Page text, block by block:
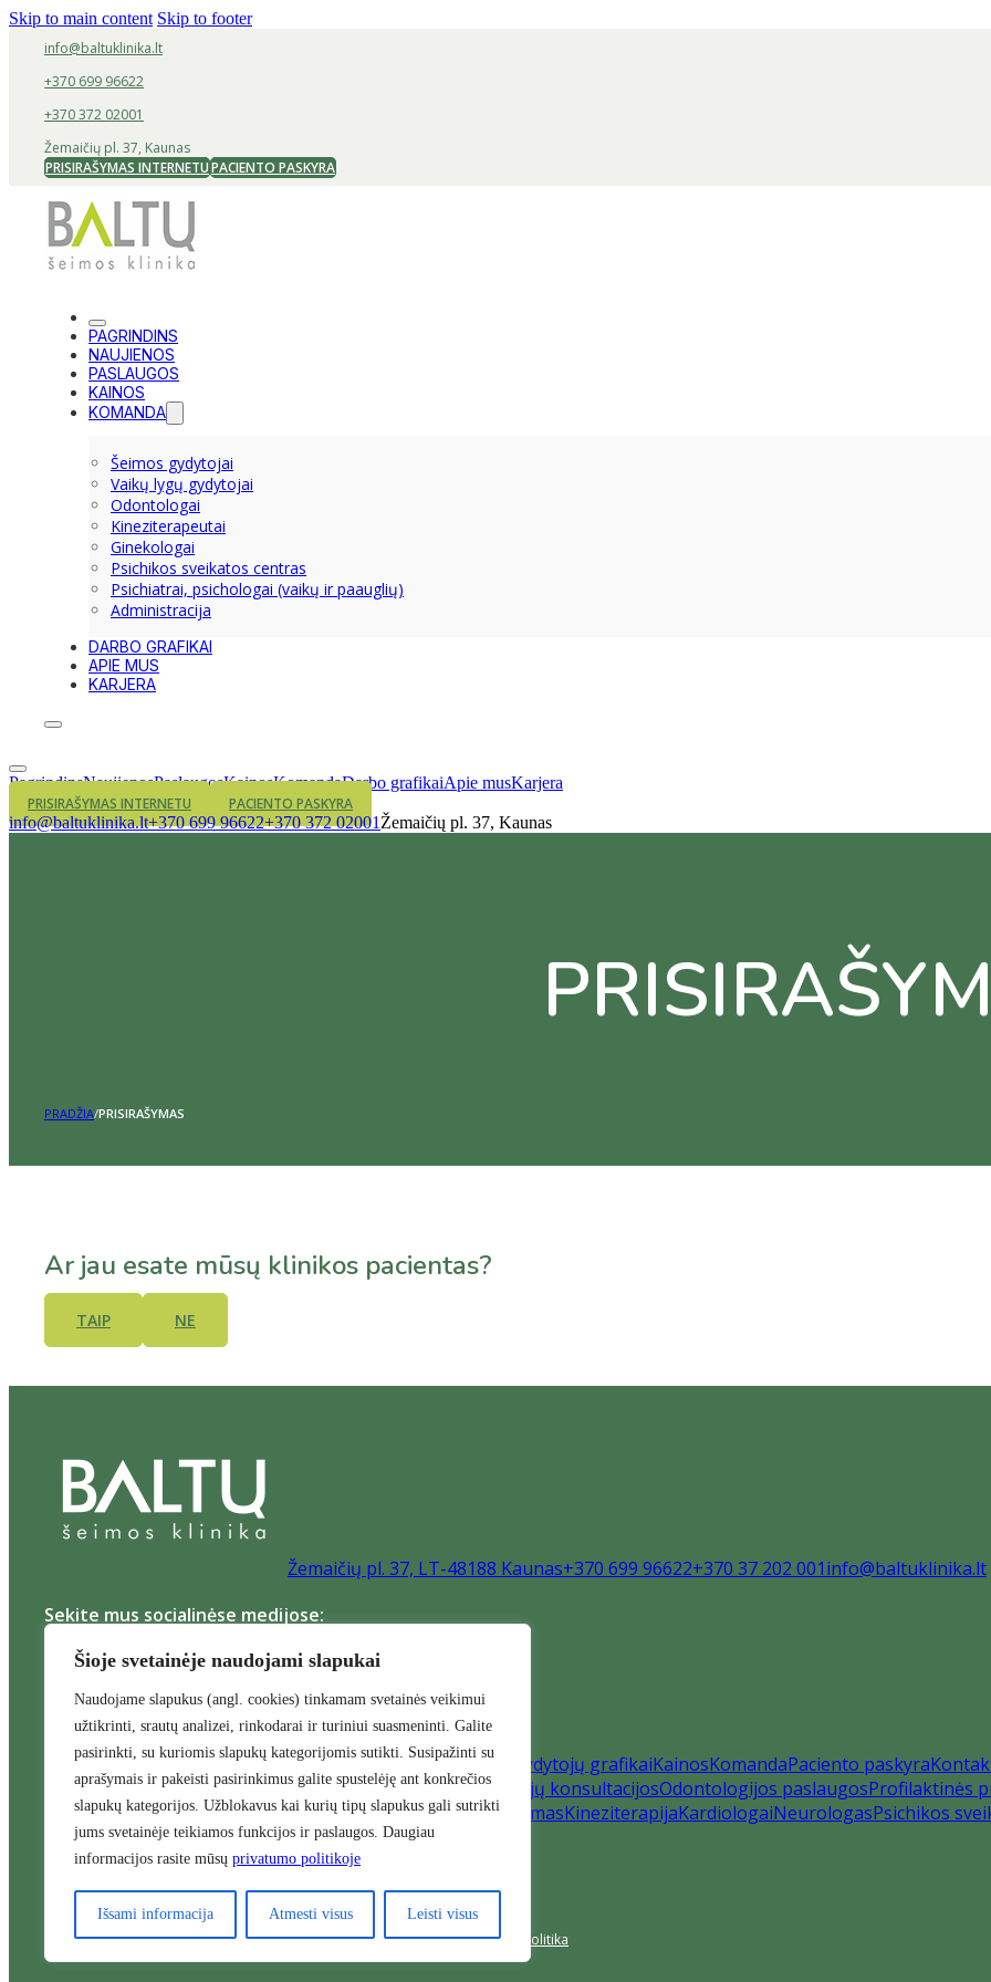
Šioje svetainėje naudojami slapukai
Naudojame slapukus (angl. cookies) tinkamam svetainės veikimui
užtikrinti, srautų analizei, rinkodarai ir turiniui suasmeninti. Galite
pasirinkti, su kuriomis slapukų kategorijomis sutikti. Susipažinti su
aprašymais ir pakeisti pasirinkimus galite spustelėję ant konkrečios
slapukų kategorijos. Užblokavus kai kurių tipų slapukus gali sutrikti
jums svetainėje teikiamos funkcijos ir paslaugos. Daugiau
informacijos rasite mūsų privatumo politikoje
Išsami informacija Atmesti visus Leisti visus
Skip to main content Skip to footer
info@baltuklinika.lt
+370 699 96622
+370 372 02001
Žemaičių pl. 37, Kaunas
PRISIRAŠYMAS INTERNETUPACIENTO PASKYRA
PAGRINDINS
NAUJIENOS
PASLAUGOS
KAINOS
KOMANDA
Šeimos gydytojai
Vaikų lygų gydytojai
Odontologai
Kineziterapeutai
Ginekologai
Psichikos sveikatos centras
Psichiatrai, psichologai (vaikų ir paauglių)
Administracija
DARBO GRAFIKAI
APIE MUS
KARJERA
PagrindinsNaujienosPaslaugosKainosKomandaDarbo grafikaiApie musKarjera
PRISIRAŠYMAS INTERNETU
PACIENTO PASKYRA
info@baltuklinika.lt+370 699 96622+370 372 02001 Žemaičių pl. 37, Kaunas
PRADŽIA/PRISIRAŠYMAS
Ar jau esate mūsų klinikos pacientas?
TAIP NE
Žemaičių pl. 37, LT-48188 Kaunas+370 699 96622+370 37 202 001info@baltuklinika.lt
Sekite mus socialinėse medijose:
Pagalba ukrainiečiams PagrindinisNaujienosApie mus Gydytojų grafikaiKainosKomandaPaciento paskyra
Ambulatorinės slaugos paslaugos namuoseŠeimos gydytojų konsultacijosOdontologijos paslaugosProfilaktinės
tyrimaiSkiepaiGinekologijos paslaugosNevaisingumo gydymasKineziterapijaKardiologaiNeurologasPsichikos
Baltų klinika © 1996-2026 Visos teisės saugomos. UAB “Signata” |Privatumo politika